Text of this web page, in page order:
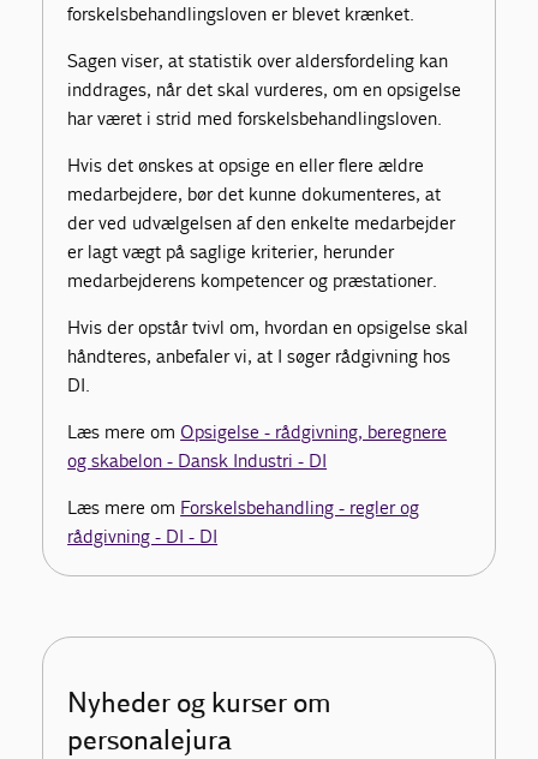
forskelsbehandlingsloven er blevet krænket.
Sagen viser, at statistik over aldersfordeling kan
inddrages, når det skal vurderes, om en opsigelse
har været i strid med forskelsbehandlingsloven.
Hvis det ønskes at opsige en eller flere ældre
medarbejdere, bør det kunne dokumenteres, at
der ved udvælgelsen af den enkelte medarbejder
er lagt vægt på saglige kriterier, herunder
medarbejderens kompetencer og præstationer.
Hvis der opstår tvivl om, hvordan en opsigelse skal
håndteres, anbefaler vi, at I søger rådgivning hos
DI.
Læs mere om Opsigelse - rådgivning, beregnere
og skabelon - Dansk Industri - DI
Læs mere om Forskelsbehandling - regler og
rådgivning - DI - DI
Nyheder og kurser om
personalejura